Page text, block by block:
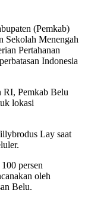
(Pemkab)
Sekolah Menengah
Pertahanan
Indonesia
RI, Pemkab Belu
lokasi
Lay saat
persen
oleh
Belu.